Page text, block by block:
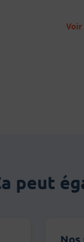
Twitter
par e-mail
peut